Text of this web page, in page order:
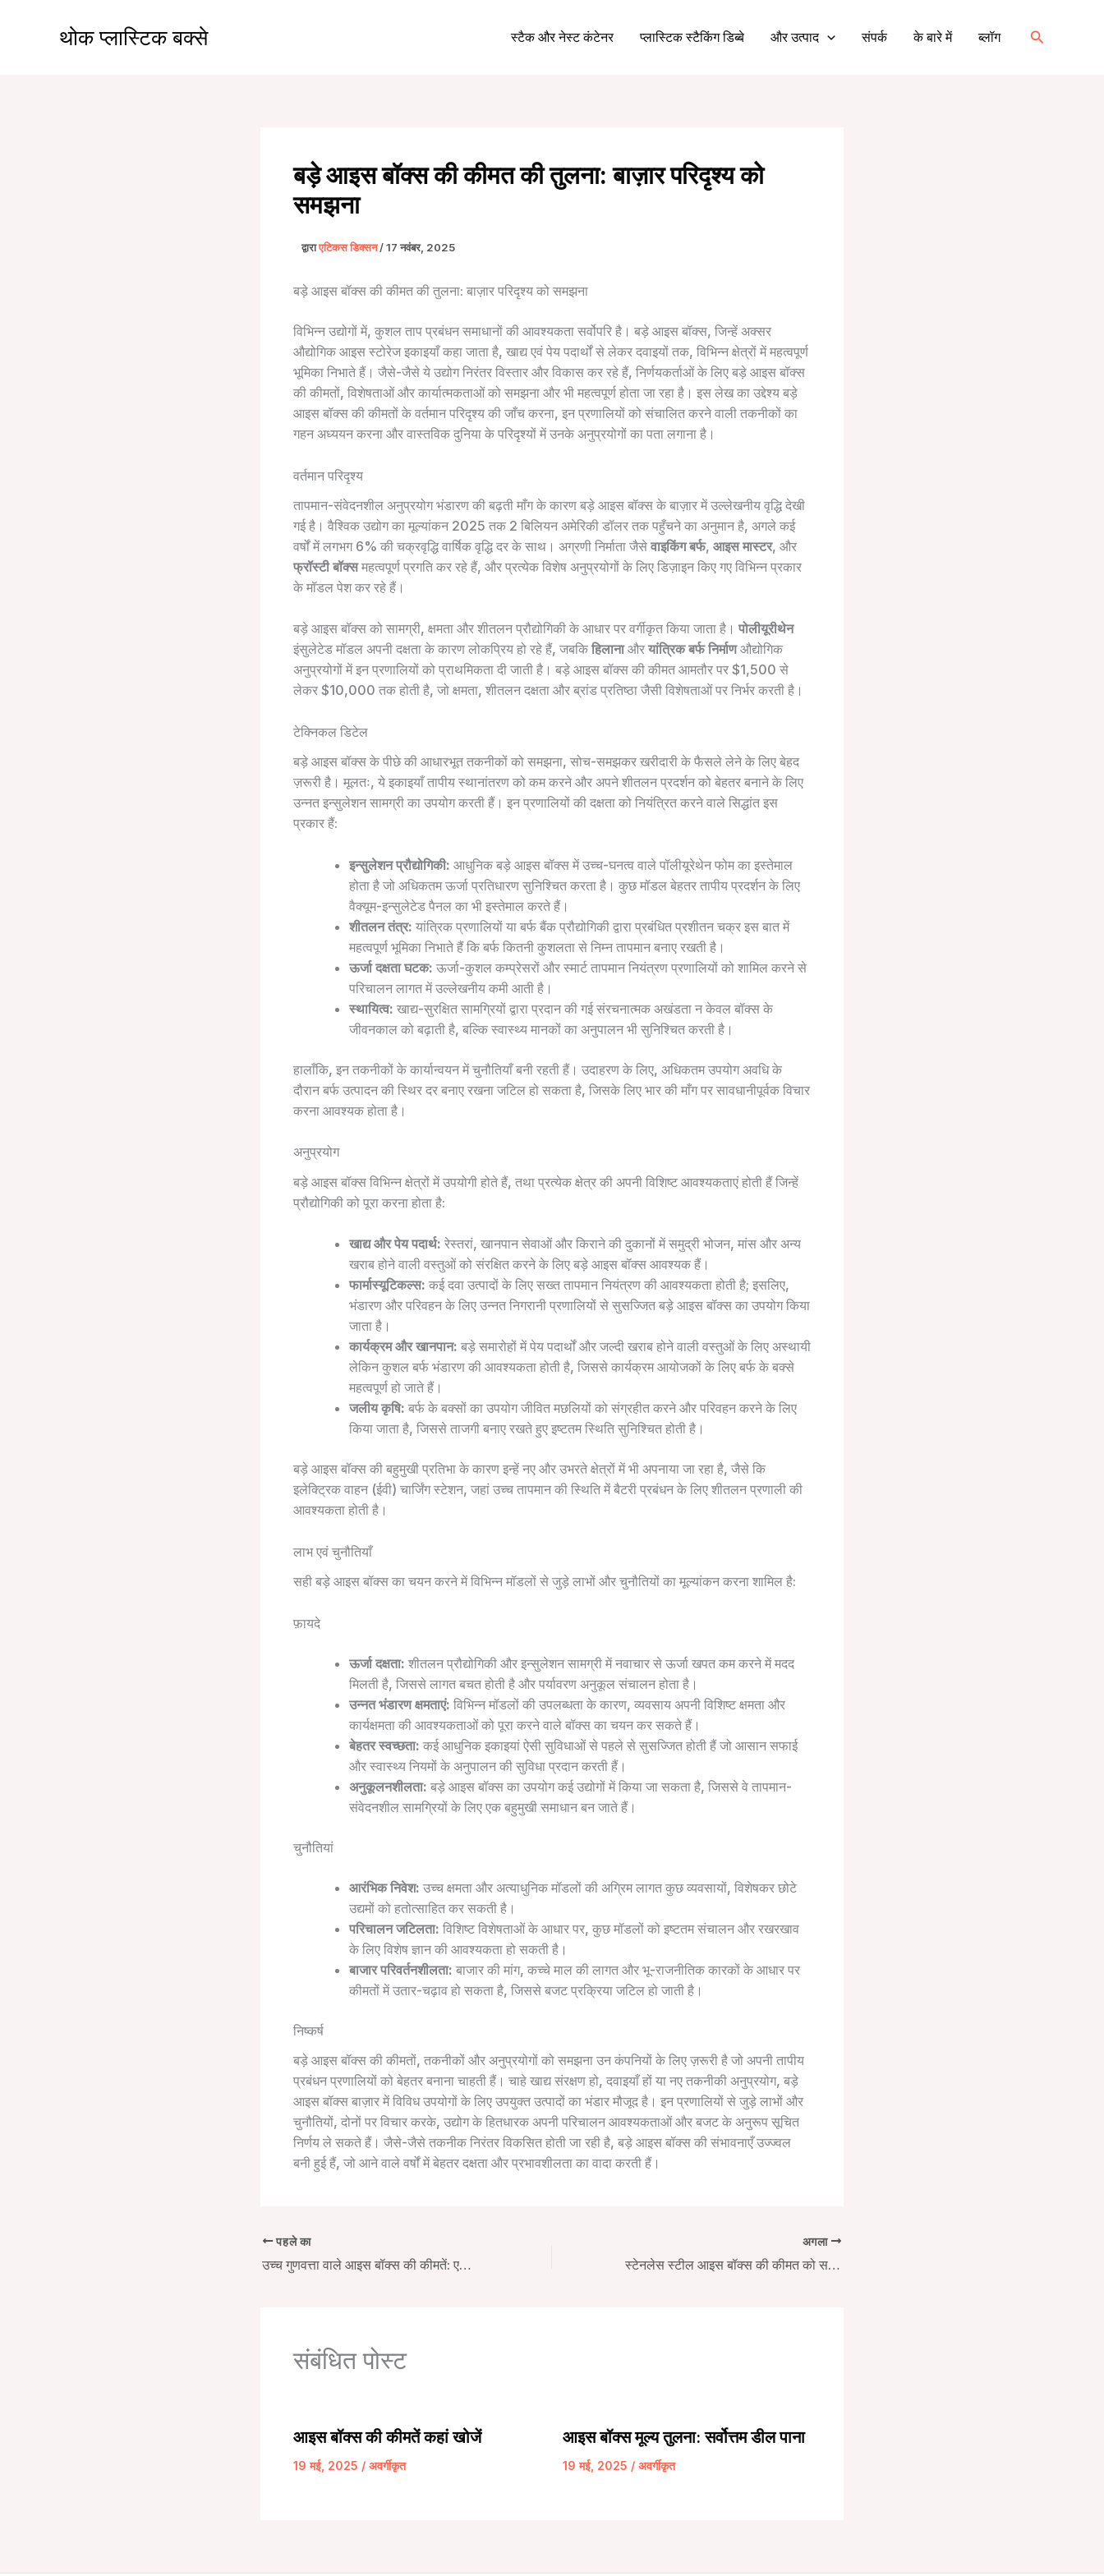
थोक प्लास्टिक बक्से स्टैक और नेस्ट कंटेनर प्लास्टिक स्टैकिंग डिब्बे और उत्पाद संपर्क के बारे में ब्लॉग खोज
बड़े आइस बॉक्स की कीमत की तुलना: बाज़ार परिदृश्य को
समझना
द्वाराएटिकस डिक्सन/17 नवंबर, 2025
बड़े आइस बॉक्स की कीमत की तुलना: बाज़ार परिदृश्य को समझना
विभिन्न उद्योगों में, कुशल ताप प्रबंधन समाधानों की आवश्यकता सर्वोपरि है। बड़े आइस बॉक्स, जिन्हें अक्सर
औद्योगिक आइस स्टोरेज इकाइयाँ कहा जाता है, खाद्य एवं पेय पदार्थों से लेकर दवाइयों तक, विभिन्न क्षेत्रों में महत्वपूर्ण
भूमिका निभाते हैं। जैसे-जैसे ये उद्योग निरंतर विस्तार और विकास कर रहे हैं, निर्णयकर्ताओं के लिए बड़े आइस बॉक्स
की कीमतों, विशेषताओं और कार्यात्मकताओं को समझना और भी महत्वपूर्ण होता जा रहा है। इस लेख का उद्देश्य बड़े
आइस बॉक्स की कीमतों के वर्तमान परिदृश्य की जाँच करना, इन प्रणालियों को संचालित करने वाली तकनीकों का
गहन अध्ययन करना और वास्तविक दुनिया के परिदृश्यों में उनके अनुप्रयोगों का पता लगाना है।
वर्तमान परिदृश्य
तापमान-संवेदनशील अनुप्रयोग भंडारण की बढ़ती माँग के कारण बड़े आइस बॉक्स के बाज़ार में उल्लेखनीय वृद्धि देखी
गई है। वैश्विक उद्योग का मूल्यांकन 2025 तक 2 बिलियन अमेरिकी डॉलर तक पहुँचने का अनुमान है, अगले कई
वर्षों में लगभग 6% की चक्रवृद्धि वार्षिक वृद्धि दर के साथ। अग्रणी निर्माता जैसे वाइकिंग बर्फ, आइस मास्टर, और
फ्रॉस्टी बॉक्समहत्वपूर्ण प्रगति कर रहे हैं, और प्रत्येक विशेष अनुप्रयोगों के लिए डिज़ाइन किए गए विभिन्न प्रकार
के मॉडल पेश कर रहे हैं।
बड़े आइस बॉक्स को सामग्री, क्षमता और शीतलन प्रौद्योगिकी के आधार पर वर्गीकृत किया जाता है। पोलीयूरीथेन
इंसुलेटेड मॉडल अपनी दक्षता के कारण लोकप्रिय हो रहे हैं, जबकि हिलानाऔर यांत्रिक बर्फ निर्माणऔद्योगिक
अनुप्रयोगों में इन प्रणालियों को प्राथमिकता दी जाती है। बड़े आइस बॉक्स की कीमत आमतौर पर $1,500 से
लेकर $10,000 तक होती है, जो क्षमता, शीतलन दक्षता और ब्रांड प्रतिष्ठा जैसी विशेषताओं पर निर्भर करती है।
टेक्निकल डिटेल
बड़े आइस बॉक्स के पीछे की आधारभूत तकनीकों को समझना, सोच-समझकर खरीदारी के फैसले लेने के लिए बेहद
ज़रूरी है। मूलतः, ये इकाइयाँ तापीय स्थानांतरण को कम करने और अपने शीतलन प्रदर्शन को बेहतर बनाने के लिए
उन्नत इन्सुलेशन सामग्री का उपयोग करती हैं। इन प्रणालियों की दक्षता को नियंत्रित करने वाले सिद्धांत इस
प्रकार हैं:
इन्सुलेशन प्रौद्योगिकी: आधुनिक बड़े आइस बॉक्स में उच्च-घनत्व वाले पॉलीयूरेथेन फोम का इस्तेमाल
होता है जो अधिकतम ऊर्जा प्रतिधारण सुनिश्चित करता है। कुछ मॉडल बेहतर तापीय प्रदर्शन के लिए
वैक्यूम-इन्सुलेटेड पैनल का भी इस्तेमाल करते हैं।
शीतलन तंत्र: यांत्रिक प्रणालियों या बर्फ बैंक प्रौद्योगिकी द्वारा प्रबंधित प्रशीतन चक्र इस बात में
महत्वपूर्ण भूमिका निभाते हैं कि बर्फ कितनी कुशलता से निम्न तापमान बनाए रखती है।
ऊर्जा दक्षता घटक: ऊर्जा-कुशल कम्प्रेसरों और स्मार्ट तापमान नियंत्रण प्रणालियों को शामिल करने से
परिचालन लागत में उल्लेखनीय कमी आती है।
स्थायित्व: खाद्य-सुरक्षित सामग्रियों द्वारा प्रदान की गई संरचनात्मक अखंडता न केवल बॉक्स के
जीवनकाल को बढ़ाती है, बल्कि स्वास्थ्य मानकों का अनुपालन भी सुनिश्चित करती है।
हालाँकि, इन तकनीकों के कार्यान्वयन में चुनौतियाँ बनी रहती हैं। उदाहरण के लिए, अधिकतम उपयोग अवधि के
दौरान बर्फ उत्पादन की स्थिर दर बनाए रखना जटिल हो सकता है, जिसके लिए भार की माँग पर सावधानीपूर्वक विचार
करना आवश्यक होता है।
अनुप्रयोग
बड़े आइस बॉक्स विभिन्न क्षेत्रों में उपयोगी होते हैं, तथा प्रत्येक क्षेत्र की अपनी विशिष्ट आवश्यकताएं होती हैं जिन्हें
प्रौद्योगिकी को पूरा करना होता है:
खाद्य और पेय पदार्थ: रेस्तरां, खानपान सेवाओं और किराने की दुकानों में समुद्री भोजन, मांस और अन्य
खराब होने वाली वस्तुओं को संरक्षित करने के लिए बड़े आइस बॉक्स आवश्यक हैं।
फार्मास्यूटिकल्स: कई दवा उत्पादों के लिए सख्त तापमान नियंत्रण की आवश्यकता होती है; इसलिए,
भंडारण और परिवहन के लिए उन्नत निगरानी प्रणालियों से सुसज्जित बड़े आइस बॉक्स का उपयोग किया
जाता है।
कार्यक्रम और खानपान: बड़े समारोहों में पेय पदार्थों और जल्दी खराब होने वाली वस्तुओं के लिए अस्थायी
लेकिन कुशल बर्फ भंडारण की आवश्यकता होती है, जिससे कार्यक्रम आयोजकों के लिए बर्फ के बक्से
महत्वपूर्ण हो जाते हैं।
जलीय कृषि: बर्फ के बक्सों का उपयोग जीवित मछलियों को संग्रहीत करने और परिवहन करने के लिए
किया जाता है, जिससे ताजगी बनाए रखते हुए इष्टतम स्थिति सुनिश्चित होती है।
बड़े आइस बॉक्स की बहुमुखी प्रतिभा के कारण इन्हें नए और उभरते क्षेत्रों में भी अपनाया जा रहा है, जैसे कि
इलेक्ट्रिक वाहन (ईवी) चार्जिंग स्टेशन, जहां उच्च तापमान की स्थिति में बैटरी प्रबंधन के लिए शीतलन प्रणाली की
आवश्यकता होती है।
लाभ एवं चुनौतियाँ
सही बड़े आइस बॉक्स का चयन करने में विभिन्न मॉडलों से जुड़े लाभों और चुनौतियों का मूल्यांकन करना शामिल है:
फ़ायदे
ऊर्जा दक्षता: शीतलन प्रौद्योगिकी और इन्सुलेशन सामग्री में नवाचार से ऊर्जा खपत कम करने में मदद
मिलती है, जिससे लागत बचत होती है और पर्यावरण अनुकूल संचालन होता है।
उन्नत भंडारण क्षमताएं: विभिन्न मॉडलों की उपलब्धता के कारण, व्यवसाय अपनी विशिष्ट क्षमता और
कार्यक्षमता की आवश्यकताओं को पूरा करने वाले बॉक्स का चयन कर सकते हैं।
बेहतर स्वच्छता: कई आधुनिक इकाइयां ऐसी सुविधाओं से पहले से सुसज्जित होती हैं जो आसान सफाई
और स्वास्थ्य नियमों के अनुपालन की सुविधा प्रदान करती हैं।
अनुकूलनशीलता: बड़े आइस बॉक्स का उपयोग कई उद्योगों में किया जा सकता है, जिससे वे तापमान-
संवेदनशील सामग्रियों के लिए एक बहुमुखी समाधान बन जाते हैं।
चुनौतियां
आरंभिक निवेश: उच्च क्षमता और अत्याधुनिक मॉडलों की अग्रिम लागत कुछ व्यवसायों, विशेषकर छोटे
उद्यमों को हतोत्साहित कर सकती है।
परिचालन जटिलता: विशिष्ट विशेषताओं के आधार पर, कुछ मॉडलों को इष्टतम संचालन और रखरखाव
के लिए विशेष ज्ञान की आवश्यकता हो सकती है।
बाजार परिवर्तनशीलता: बाजार की मांग, कच्चे माल की लागत और भू-राजनीतिक कारकों के आधार पर
कीमतों में उतार-चढ़ाव हो सकता है, जिससे बजट प्रक्रिया जटिल हो जाती है।
निष्कर्ष
बड़े आइस बॉक्स की कीमतों, तकनीकों और अनुप्रयोगों को समझना उन कंपनियों के लिए ज़रूरी है जो अपनी तापीय
प्रबंधन प्रणालियों को बेहतर बनाना चाहती हैं। चाहे खाद्य संरक्षण हो, दवाइयाँ हों या नए तकनीकी अनुप्रयोग, बड़े
आइस बॉक्स बाज़ार में विविध उपयोगों के लिए उपयुक्त उत्पादों का भंडार मौजूद है। इन प्रणालियों से जुड़े लाभों और
चुनौतियों, दोनों पर विचार करके, उद्योग के हितधारक अपनी परिचालन आवश्यकताओं और बजट के अनुरूप सूचित
निर्णय ले सकते हैं। जैसे-जैसे तकनीक निरंतर विकसित होती जा रही है, बड़े आइस बॉक्स की संभावनाएँ उज्ज्वल
बनी हुई हैं, जो आने वाले वर्षों में बेहतर दक्षता और प्रभावशीलता का वादा करती हैं।
पहले का
उच्च गुणवत्ता वाले आइस बॉक्स की कीमतें: एक व्यापक विश्लेषण
अगला
स्टेनलेस स्टील आइस बॉक्स की कीमत को समझना: एक गहन विश्लेषण
संबंधित पोस्ट
आइस बॉक्स की कीमतें कहां खोजें
19 मई, 2025 / अवर्गीकृत
आइस बॉक्स मूल्य तुलना: सर्वोत्तम डील पाना
19 मई, 2025 / अवर्गीकृत